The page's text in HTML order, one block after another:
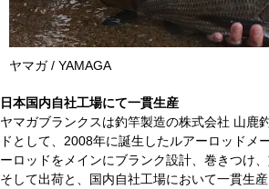
ヤマガ / YAMAGA
日本国内自社工場にて一貫生産
ヤマガブランクスは釣竿製造の株式会社 山鹿
ドとして、2008年に誕生したルアーロッドメ
ーロッドをメインにブランク設計、巻きつけ
そして出荷と、国内自社工場において一貫生産